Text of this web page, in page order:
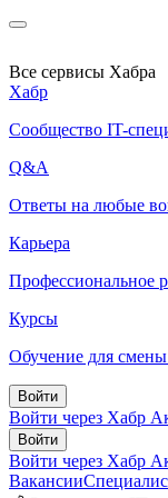
Все сервисы Хабра
Хабр
Сообщество IT-
Q&A
Ответы на любые
Карьера
Профессиональное
Курсы
Обучение для смены
Войти
Войти через Хабр
Войти
Войти через Хабр
Вакансии